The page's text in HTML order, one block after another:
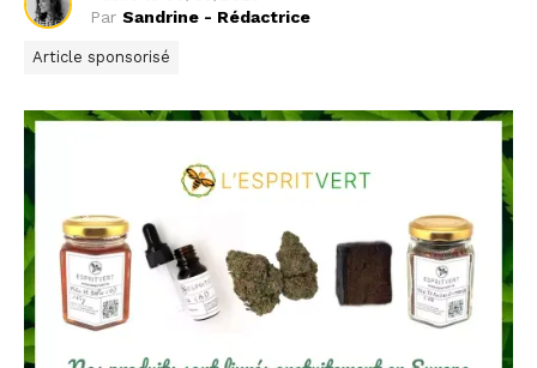
Par Sandrine - Rédactrice
Article sponsorisé